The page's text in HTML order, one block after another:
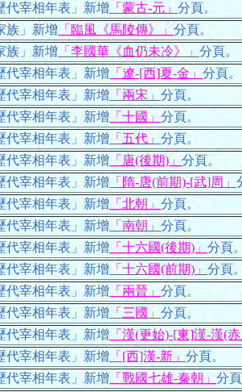
代宰相年表」新增「蒙古-元」分頁。
族」新增「臨風《馬陵傳》」分頁。
族」新增「李國華《血仍未冷》」分頁。
代宰相年表」新增「遼-[西]夏-金」分頁。
代宰相年表」新增「兩宋」分頁。
代宰相年表」新增「十國」分頁。
代宰相年表」新增「五代」分頁。
代宰相年表」新增「唐(後期)」分頁。
代宰相年表」新增「隋-唐(前期)-[武]周」
代宰相年表」新增「北朝」分頁。
代宰相年表」新增「南朝」分頁。
代宰相年表」新增「十六國(後期)」分頁
代宰相年表」新增「十六國(前期)」分頁
代宰相年表」新增「兩晉」分頁。
代宰相年表」新增「三國」分頁。
代宰相年表」新增「漢(更始)-[東]漢-漢(
代宰相年表」新增「[西]漢-新」分頁。
代宰相年表」新增「戰國七雄-秦朝」分